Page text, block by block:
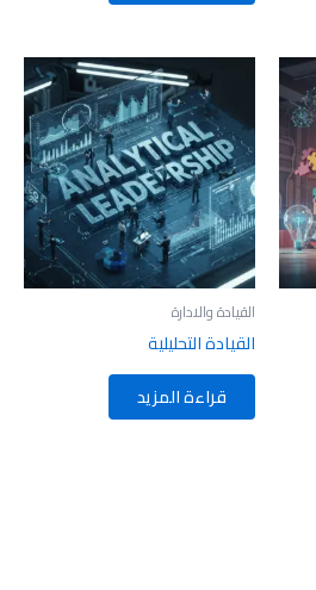
القيادة والادارة
القيادة التحليلية
قراءة المزيد